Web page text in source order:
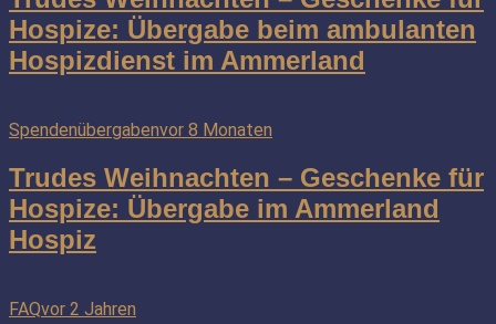
Hospize: Übergabe beim ambulanten
Hospizdienst im Ammerland
Spendenübergabenvor 8 Monaten
Trudes Weihnachten – Geschenke für
Hospize: Übergabe im Ammerland
Hospiz
FAQvor 2 Jahren